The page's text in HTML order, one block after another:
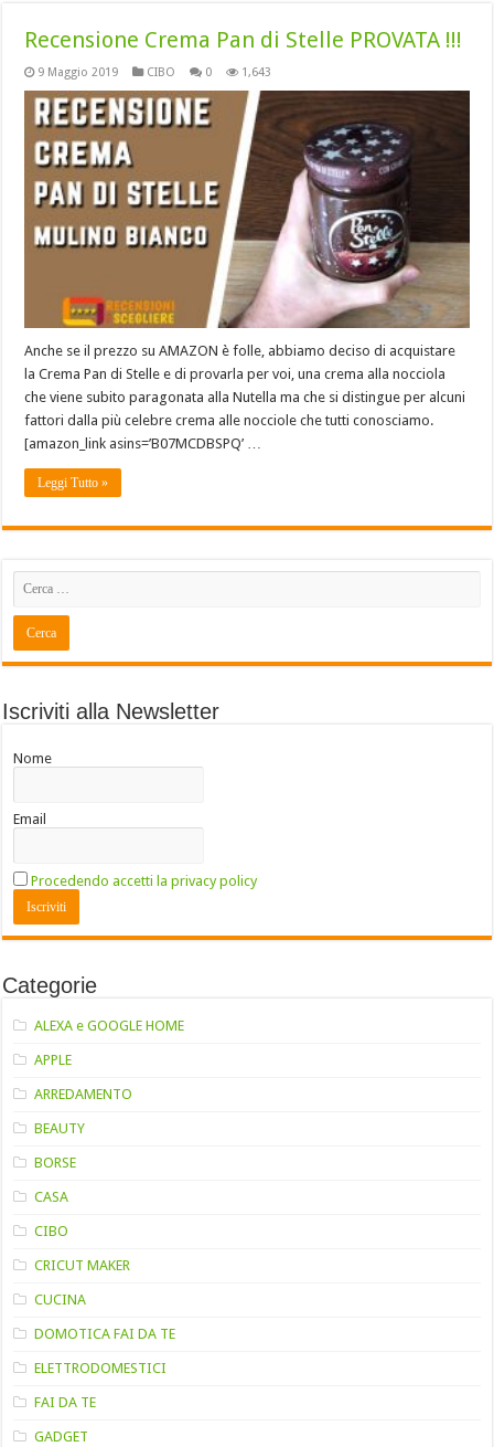
Recensione Crema Pan di Stelle PROVATA !!!
9 Maggio 2019 CIBO 0 1,643
Anche se il prezzo su AMAZON è folle, abbiamo deciso di acquistare
la Crema Pan di Stelle e di provarla per voi, una crema alla nocciola
che viene subito paragonata alla Nutella ma che si distingue per alcuni
fattori dalla più celebre crema alle nocciole che tutti conosciamo.
[amazon_link asins=’B07MCDBSPQ’ …
Leggi Tutto »
Iscriviti alla Newsletter
Nome
Email
Procedendo accetti la privacy policy
Categorie
ALEXA e GOOGLE HOME
APPLE
ARREDAMENTO
BEAUTY
BORSE
CASA
CIBO
CRICUT MAKER
CUCINA
DOMOTICA FAI DA TE
ELETTRODOMESTICI
FAI DA TE
GADGET